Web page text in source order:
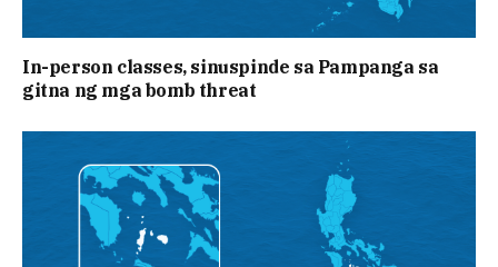
In-person classes, sinuspinde sa Pampanga sa
gitna ng mga bomb threat